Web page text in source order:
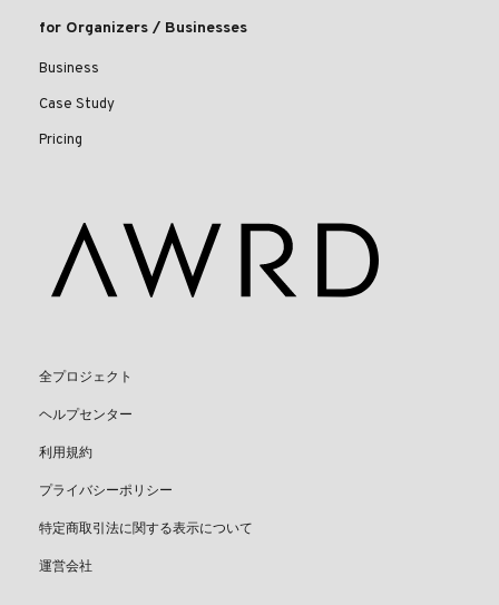
for Organizers / Businesses
Business
Case Study
Pricing
全プロジェクト
ヘルプセンター
利用規約
プライバシーポリシー
特定商取引法に関する表示について
運営会社